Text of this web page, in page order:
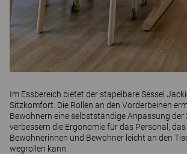
Im Essbereich bietet der stapelbare Sessel
Sitzkomfort. Die Rollen an den Vorderbeinen
Bewohnern eine selbstständige Anpassung der
verbessern die Ergonomie für das Personal, das
Bewohnerinnen und Bewohner leicht an den
wegrollen kann.